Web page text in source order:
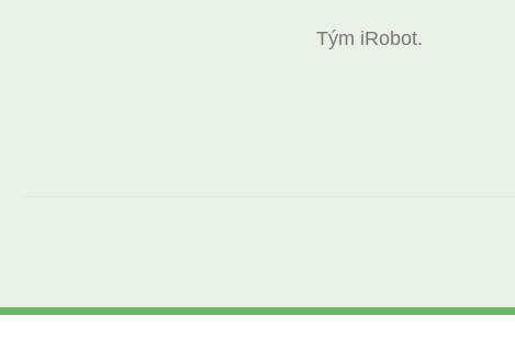
Tým iRobot.